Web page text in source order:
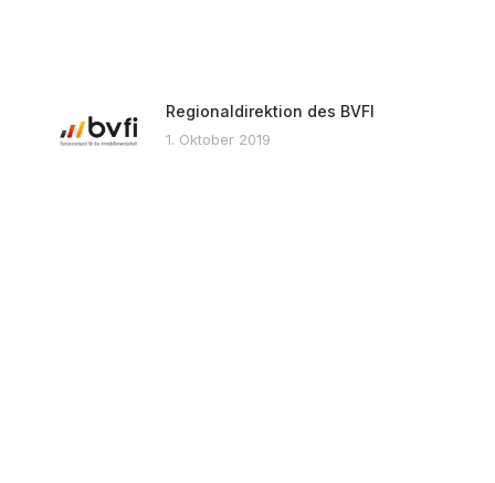
Regionaldirektion des BVFI
1. Oktober 2019